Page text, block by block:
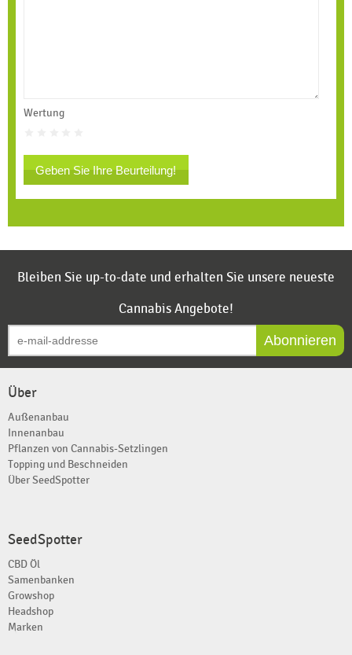
Wertung
Geben Sie Ihre Beurteilung!
Bleiben Sie up-to-date und erhalten Sie unsere neueste
Cannabis Angebote!
Abonnieren
Über
Außenanbau
Innenanbau
Pflanzen von Cannabis-Setzlingen
Topping und Beschneiden
Über SeedSpotter
SeedSpotter
CBD Öl
Samenbanken
Growshop
Headshop
Marken